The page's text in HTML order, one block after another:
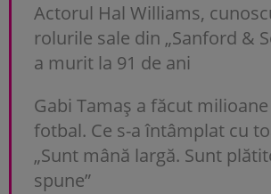
Actorul Hal Williams,
rolurile sale din „Sanford &
a murit la 91 de ani
Gabi Tamaș a făcut
fotbal. Ce s-a întâmplat cu
„Sunt mână largă. Sunt
spune”